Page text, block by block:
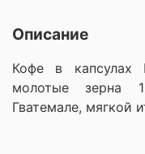
Описание
Кофе в капсулах
молотые зерна
Гватемале, мягкой